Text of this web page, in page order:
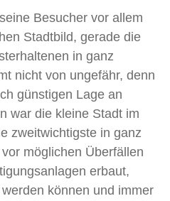
Besucher vor allem
Stadtbild, gerade die
in ganz
nicht von ungefähr, denn
günstigen Lage an
war die kleine Stadt im
zweitwichtigste in ganz
möglichen Überfällen
erbaut,
können und immer